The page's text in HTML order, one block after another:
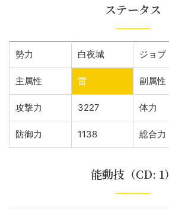
ステータス
勢力 白夜城 ジョブ
主属性 雷 副属性
攻撃力 3227 体力
防御力 1138 総合力
能動技（CD: 1）